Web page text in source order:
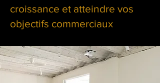
croissance et atteindre vos
objectifs commerciaux